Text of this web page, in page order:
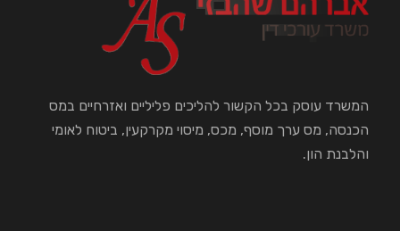
המשרד עוסק בכל הקשור להליכים פליליים ואזרחיים במס
הכנסה, מס ערך מוסף, מכס, מיסוי מקרקעין, ביטוח לאומי
והלבנת הון.